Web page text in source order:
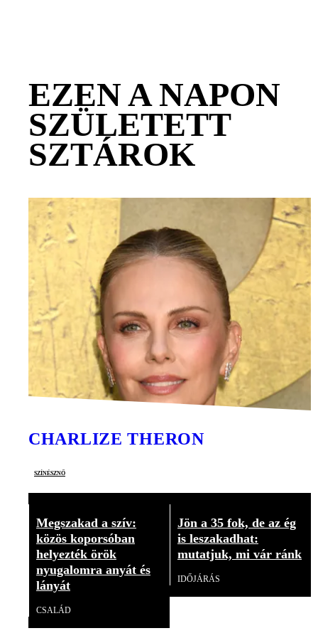
EZEN A NAPON
SZÜLETETT
SZTÁROK
CHARLIZE THERON
színésznő
Megszakad a szív:
közös koporsóban
helyezték örök
nyugalomra anyát és
lányát
CSALÁD
Jön a 35 fok, de az ég
is leszakadhat:
mutatjuk, mi vár ránk
IDŐJÁRÁS